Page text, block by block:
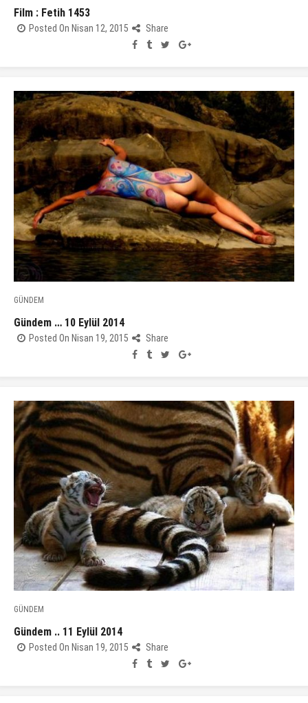
Film : Fetih 1453
Posted On Nisan 12, 2015 Share
GÜNDEM
Gündem … 10 Eylül 2014
Posted On Nisan 19, 2015 Share
GÜNDEM
Gündem .. 11 Eylül 2014
Posted On Nisan 19, 2015 Share